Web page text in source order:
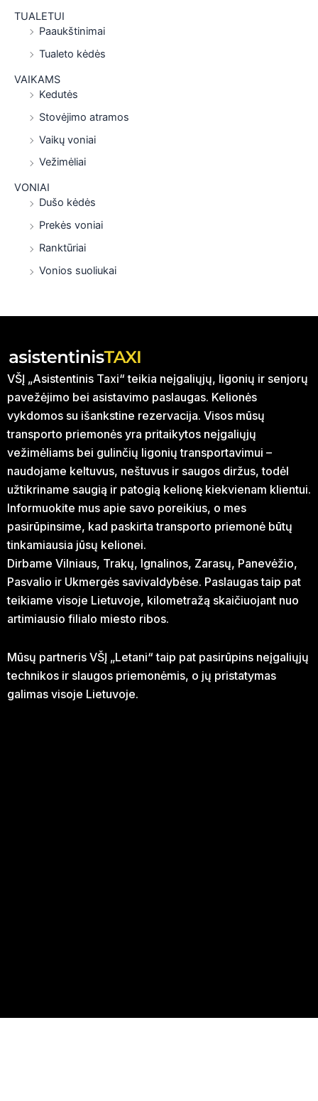
TUALETUI
Paaukštinimai
Tualeto kėdės
VAIKAMS
Kedutės
Stovėjimo atramos
Vaikų voniai
Vežimėliai
VONIAI
Dušo kėdės
Prekės voniai
Ranktūriai
Vonios suoliukai
VŠĮ „Asistentinis Taxi“ teikia neįgaliųjų, ligonių ir senjorų
pavežėjimo bei asistavimo paslaugas. Kelionės
vykdomos su išankstine rezervacija. Visos mūsų
transporto priemonės yra pritaikytos neįgaliųjų
vežimėliams bei gulinčių ligonių transportavimui –
naudojame keltuvus, neštuvus ir saugos diržus, todėl
užtikriname saugią ir patogią kelionę kiekvienam klientui.
Informuokite mus apie savo poreikius, o mes
pasirūpinsime, kad paskirta transporto priemonė būtų
tinkamiausia jūsų kelionei.
Dirbame Vilniaus, Trakų, Ignalinos, Zarasų, Panevėžio,
Pasvalio ir Ukmergės savivaldybėse. Paslaugas taip pat
teikiame visoje Lietuvoje, kilometražą skaičiuojant nuo
artimiausio filialo miesto ribos.
Mūsų partneris VŠĮ „Letani“ taip pat pasirūpins neįgaliųjų
technikos ir slaugos priemonėmis, o jų pristatymas
galimas visoje Lietuvoje.